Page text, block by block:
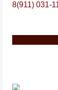
8(911) 031-